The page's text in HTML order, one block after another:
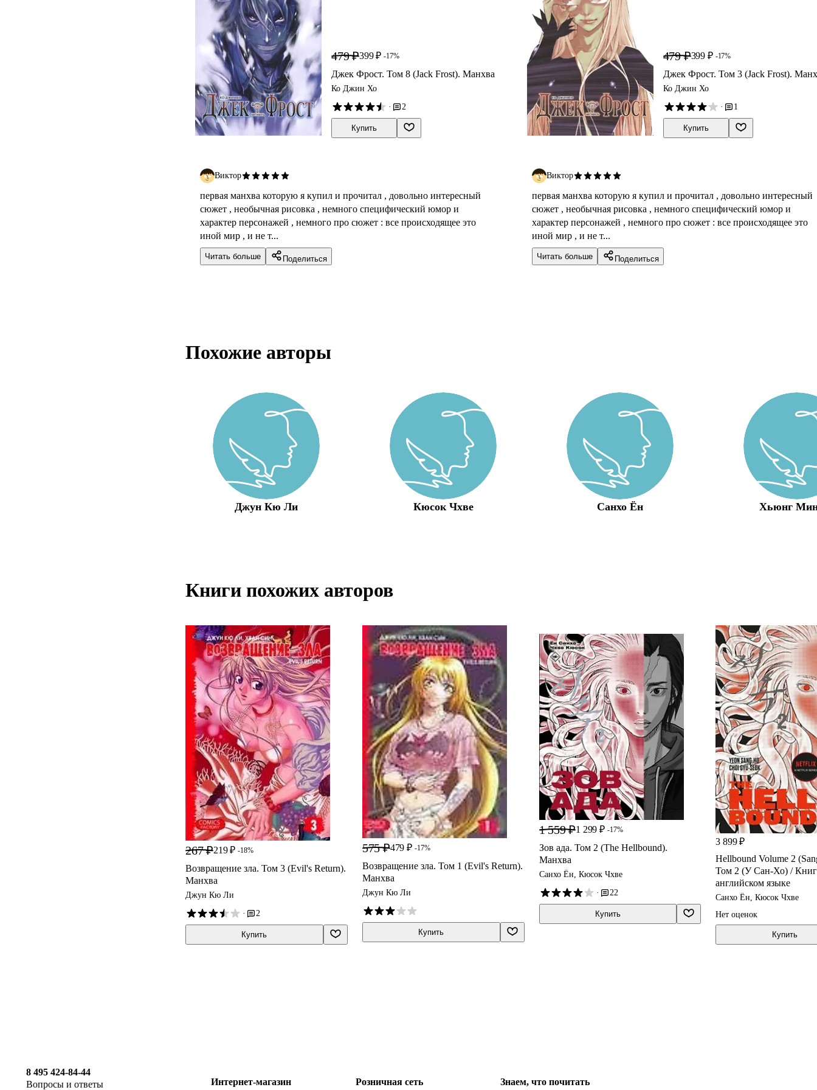
479 ₽399 ₽ -17%
Джек Фрост. Том 8 (Jack Frost). Манхва
Ко Джин Хо
·
2
Купить
Виктор
первая манхва которую я купил и прочитал , довольно интересный
сюжет , необычная рисовка , немного специфический юмор и
характер персонажей , немного про сюжет : все происходящее это
иной мир , и не т...
Читать больше Поделиться
479 ₽399 ₽ -17%
Джек Фрост. Том 3 (Jack Frost).
Ко Джин Хо
·
1
Купить
Виктор
первая манхва которую я купил и прочитал , довольно интересный
сюжет , необычная рисовка , немного специфический юмор и
характер персонажей , немного про сюжет : все происходящее это
иной мир , и не т...
Читать больше Поделиться
Похожие авторы
Джун Кю Ли Кюсок Чхве Санхо Ён Хьюнг
Книги похожих авторов
267 ₽219 ₽ -18%
Возвращение зла. Том 3 (Evil's Return).
Манхва
Джун Кю Ли
·
2
Купить
575 ₽479 ₽ -17%
Возвращение зла. Том 1 (Evil's Return).
Манхва
Джун Кю Ли
Купить
1 559 ₽1 299 ₽ -17%
Зов ада. Том 2 (The Hellbound).
Манхва
Санхо Ён, Кюсок Чхве
·
22
Купить
3 899 ₽
Hellbound Volume 2
Том 2 (У Сан-Хо) /
английском языке
Санхо Ён, Кюсок Чхве
Нет оценок
Купить
8 495 424-84-44
Вопросы и ответы
Интернет-магазин Розничная сеть Знаем, что почитать